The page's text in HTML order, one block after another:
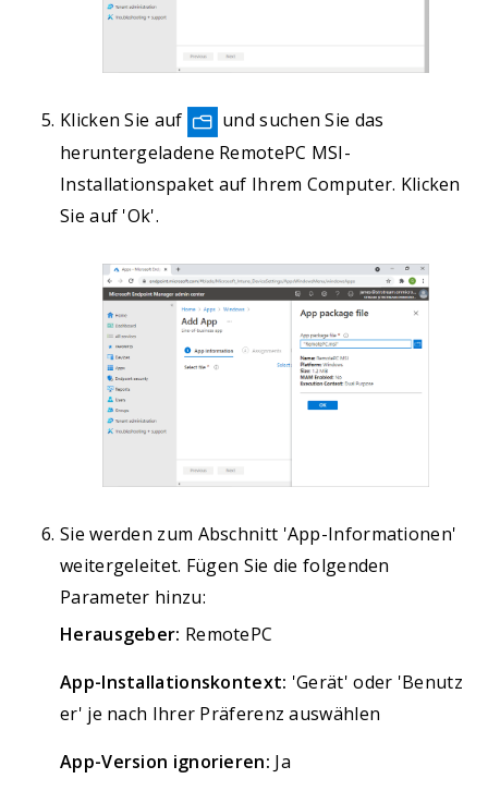
Klicken Sie auf
und suchen Sie das
heruntergeladene RemotePC MSI-
Installationspaket auf Ihrem Computer. Klicken
Sie auf 'Ok'.
Sie werden zum Abschnitt 'App-Informationen'
weitergeleitet. Fügen Sie die folgenden
Parameter hinzu:
Herausgeber: RemotePC
App-Installationskontext: 'Gerät' oder 'Benutz
er' je nach Ihrer Präferenz auswählen
App-Version ignorieren: Ja